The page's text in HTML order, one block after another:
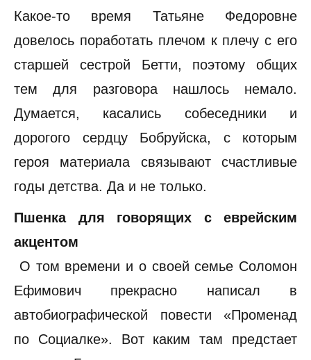
Какое-то время Татьяне Федоровне
довелось поработать плечом к плечу с его
старшей сестрой Бетти, поэтому общих
тем для разговора нашлось немало.
Думается, касались собеседники и
дорогого сердцу Бобруйска, с которым
героя материала связывают счастливые
годы детства. Да и не только.
Пшенка для говорящих с еврейским
акцентом
О том времени и о своей семье Соломон
Ефимович прекрасно написал в
автобиографической повести «Променад
по Социалке». Вот каким там предстает